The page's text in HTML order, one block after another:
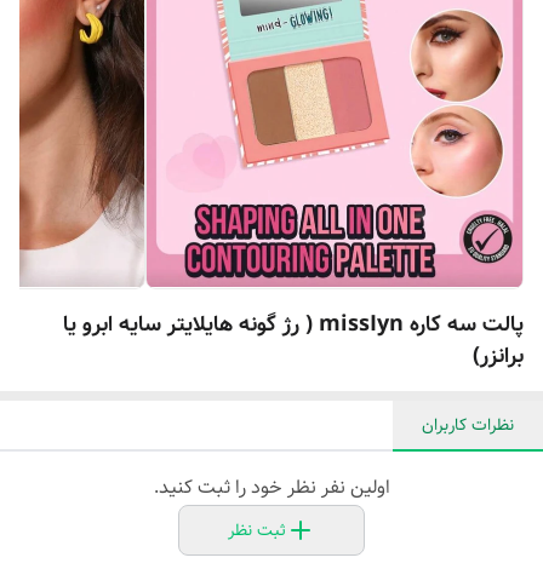
پالت سه کاره missIyn ( رژ گونه هایلایتر سایه ابرو یا
برانزر)
نظرات کاربران
اولین نفر نظر خود را ثبت کنید.
ثبت نظر